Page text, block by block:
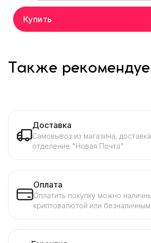
Купить
Также
Доставка
Самовывоз из магазина,
отделение "Новая Почта"
Оплата
Оплатить покупку можно
криптовалютой или